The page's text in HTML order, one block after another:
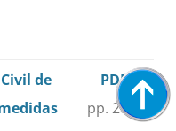
de
PDF
pp. 287-